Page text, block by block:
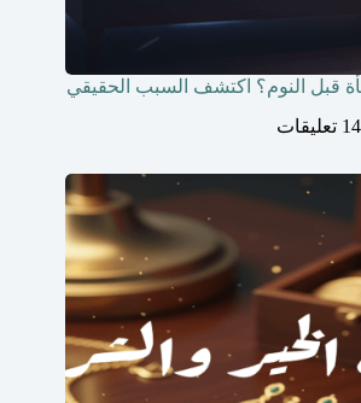
قبل النوم؟ اكتشف السبب الحقيقي
14 تعليقات